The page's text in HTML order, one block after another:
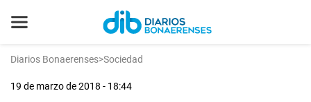
Diarios Bonaerenses>Sociedad
19 de marzo de 2018 - 18:44